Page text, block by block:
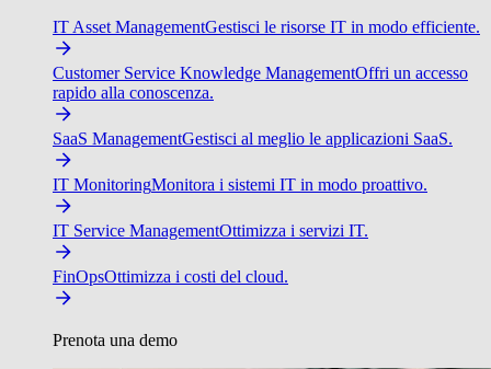
IT Asset ManagementGestisci le risorse IT in modo efficiente.
Customer Service Knowledge ManagementOffri un accesso
rapido alla conoscenza.
SaaS ManagementGestisci al meglio le applicazioni SaaS.
IT MonitoringMonitora i sistemi IT in modo proattivo.
IT Service ManagementOttimizza i servizi IT.
FinOpsOttimizza i costi del cloud.
Prenota una demo